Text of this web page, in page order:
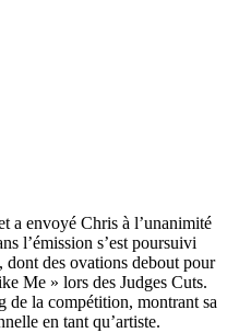
a envoyé Chris à l’unanimité
l’émission s’est poursuivi
dont des ovations debout pour
Me » lors des Judges Cuts.
de la compétition, montrant sa
en tant qu’artiste.